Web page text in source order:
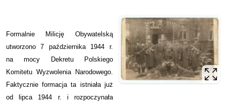
Formalnie Milicję Obywatelską
utworzono 7 października 1944 r.
na mocy Dekretu Polskiego
Komitetu Wyzwolenia Narodowego.
Faktycznie formacja ta istniała już
od lipca 1944 r. i rozpoczynała